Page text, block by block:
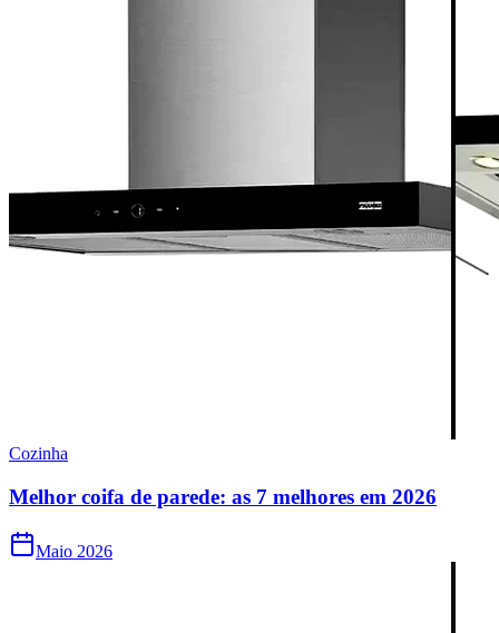
Cozinha
Melhor coifa de parede: as 7 melhores em 2026
Maio 2026